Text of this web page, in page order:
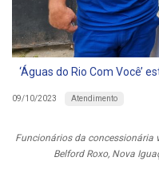
‘Águas do Rio Com Você’
09/10/2023 Atendimento
Funcionários da concessionária
Belford Roxo, Nova